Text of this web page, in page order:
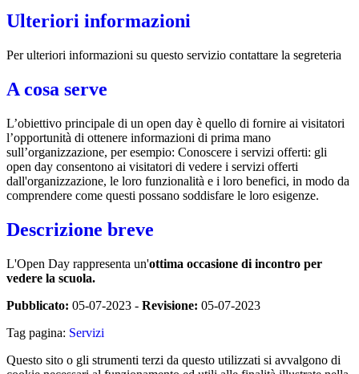
Ulteriori informazioni
Per ulteriori informazioni su questo servizio contattare la segreteria
A cosa serve
L’obiettivo principale di un open day è quello di fornire ai visitatori
l’opportunità di ottenere informazioni di prima mano
sull’organizzazione, per esempio: Conoscere i servizi offerti: gli
open day consentono ai visitatori di vedere i servizi offerti
dall'organizzazione, le loro funzionalità e i loro benefici, in modo da
comprendere come questi possano soddisfare le loro esigenze.
Descrizione breve
L'Open Day rappresenta un'ottima occasione di incontro per
vedere la scuola.
Pubblicato: 05-07-2023 - Revisione: 05-07-2023
Tag pagina: Servizi
Questo sito o gli strumenti terzi da questo utilizzati si avvalgono di